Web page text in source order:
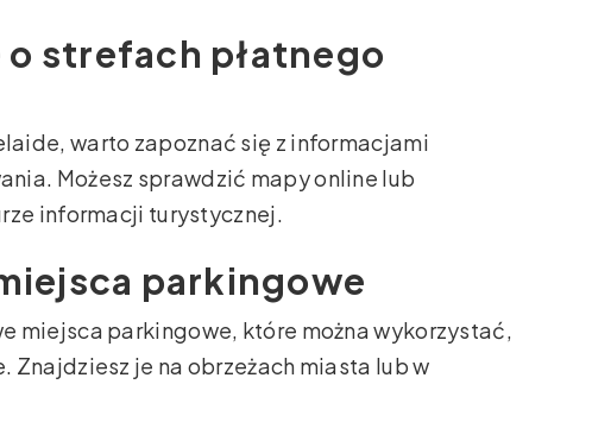
strefach płatnego
warto zapoznać się z informacjami
Możesz sprawdzić mapy online lub
informacji turystycznej.
parkingowe
miejsca parkingowe, które można wykorzystać,
Znajdziesz je na obrzeżach miasta lub w